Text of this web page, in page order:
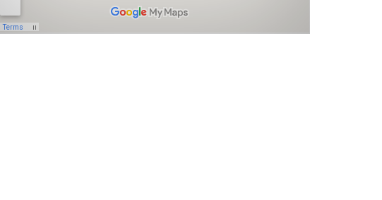
muito flexíveis com mudanças de última hora em alguns dos
arquivos finais que enviamos. Foi ótimo lidar com a equipe da